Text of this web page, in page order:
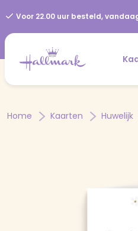
Voor 22.00 uur besteld,
Home Kaarten Huwelijk